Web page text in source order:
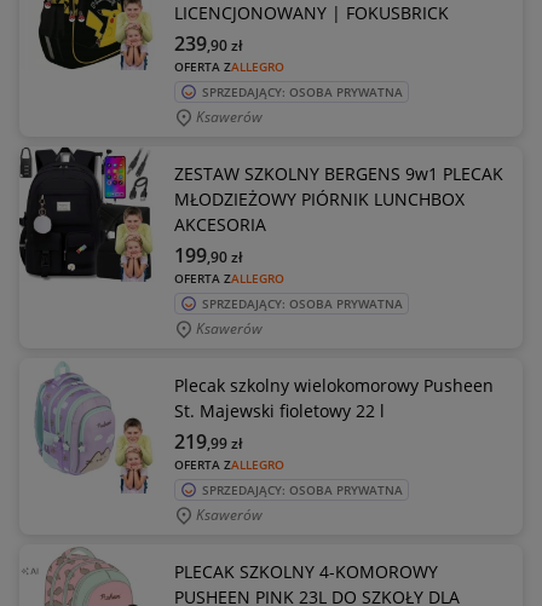
LICENCJONOWANY | FOKUSBRICK
OFERTA ZALLEGRO
239,90zł
SPRZEDAJĄCY: OSOBA PRYWATNA
Ksawerów
ZESTAW SZKOLNY BERGENS 9w1 PLECAK
MŁODZIEŻOWY PIÓRNIK LUNCHBOX
AKCESORIA
OFERTA ZALLEGRO
199,90zł
SPRZEDAJĄCY: OSOBA PRYWATNA
Ksawerów
Plecak szkolny wielokomorowy Pusheen
St. Majewski fioletowy 22 l
OFERTA ZALLEGRO
219,99zł
SPRZEDAJĄCY: OSOBA PRYWATNA
Ksawerów
PLECAK SZKOLNY 4-KOMOROWY
PUSHEEN PINK 23L DO SZKOŁY DLA